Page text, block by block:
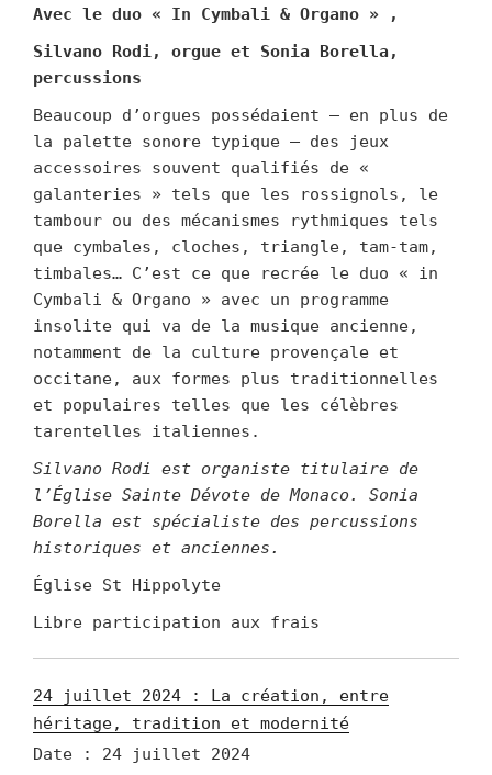
Avec le duo « In Cymbali & Organo » ,
Silvano Rodi, orgue et Sonia Borella,
percussions
Beaucoup d’orgues possédaient – en plus de
la palette sonore typique – des jeux
accessoires souvent qualifiés de «
galanteries » tels que les rossignols, le
tambour ou des mécanismes rythmiques tels
que cymbales, cloches, triangle, tam-tam,
timbales… C’est ce que recrée le duo « in
Cymbali & Organo » avec un programme
insolite qui va de la musique ancienne,
notamment de la culture provençale et
occitane, aux formes plus traditionnelles
et populaires telles que les célèbres
tarentelles italiennes.
Silvano Rodi est organiste titulaire de
l’Église Sainte Dévote de Monaco. Sonia
Borella est spécialiste des percussions
historiques et anciennes.
Église St Hippolyte
Libre participation aux frais
24 juillet 2024 : La création, entre
héritage, tradition et modernité
Date : 24 juillet 2024